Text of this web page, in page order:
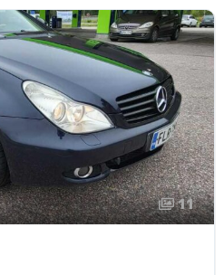
11